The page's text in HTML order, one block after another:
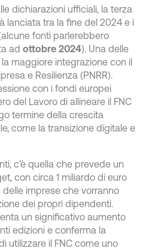
dichiarazioni ufficiali, la terza
lanciata tra la fine del 2024 e i
fonti parlerebbero
adottobre 2024). Una delle
maggiore integrazione con il
e Resilienza (PNRR).
con i fondi europei
del Lavoro di allineare il FNC
termine della crescita
come la transizione digitale e
c’è quella che prevede un
con circa 1 miliardo di euro
imprese che vorranno
dei propri dipendenti.
un significativo aumento
edizioni e conferma la
utilizzare il FNC come uno